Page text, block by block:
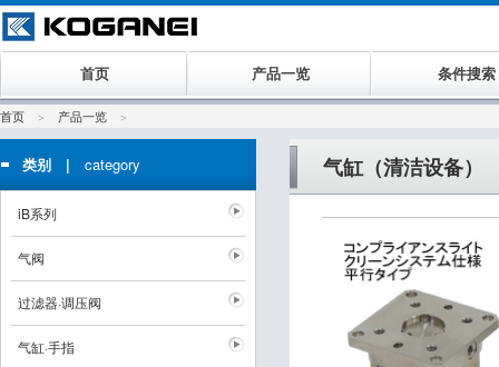
首页 产品一览 条件搜索
首页 产品一览
气缸（清洁设备）
类别 | category
iB系列
气阀
过滤器·调压阀
气缸·手指